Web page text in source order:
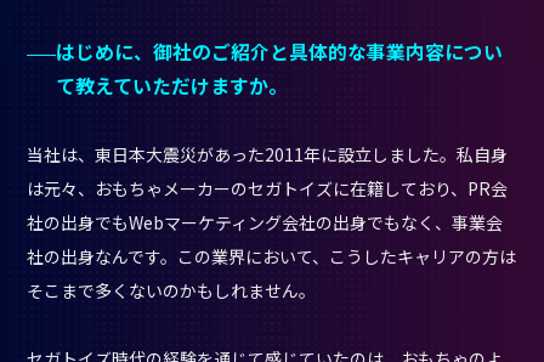
はじめに、御社のご紹介と具体的な事業内容につい
て教えていただけますか。
当社は、東日本大震災があった2011年に設立しました。私自身
は元々、おもちゃメーカーのセガトイズに在籍しており、PR会
社の出身でもWebマーケティング会社の出身でもなく、事業会
社の出身なんです。この業界において、こうしたキャリアの方は
そこまで多くないのかもしれません。